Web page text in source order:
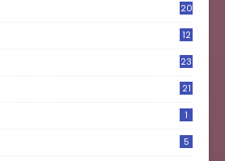
20
12
23
21
1
5